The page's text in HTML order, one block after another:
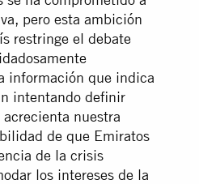
pero esta ambición
restringe el debate
información que indica
intentando definir
nuestra
de que Emiratos
de la crisis
los intereses de la